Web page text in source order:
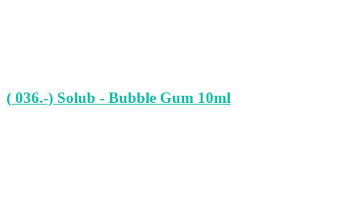
( 036.-) Solub - Bubble Gum 10ml